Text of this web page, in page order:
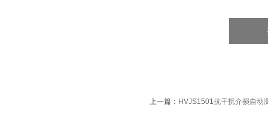
上一篇： HVJS1501抗干扰介损自动